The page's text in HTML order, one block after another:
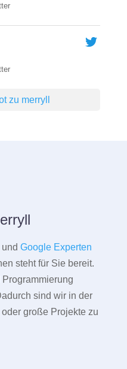
zu merryll
Google Experten
steht für Sie bereit.
sind wir in der
große Projekte zu